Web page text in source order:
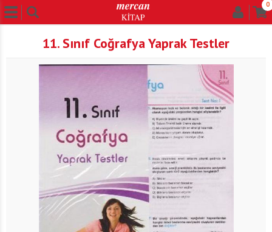
0
11. Sınıf Coğrafya Yaprak Testler